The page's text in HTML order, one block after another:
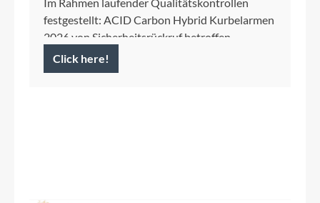
festgestellt: ACID Carbon Hybrid Kurbelarmen
2026 von Sicherheitsrückruf betroffen.
Click here!